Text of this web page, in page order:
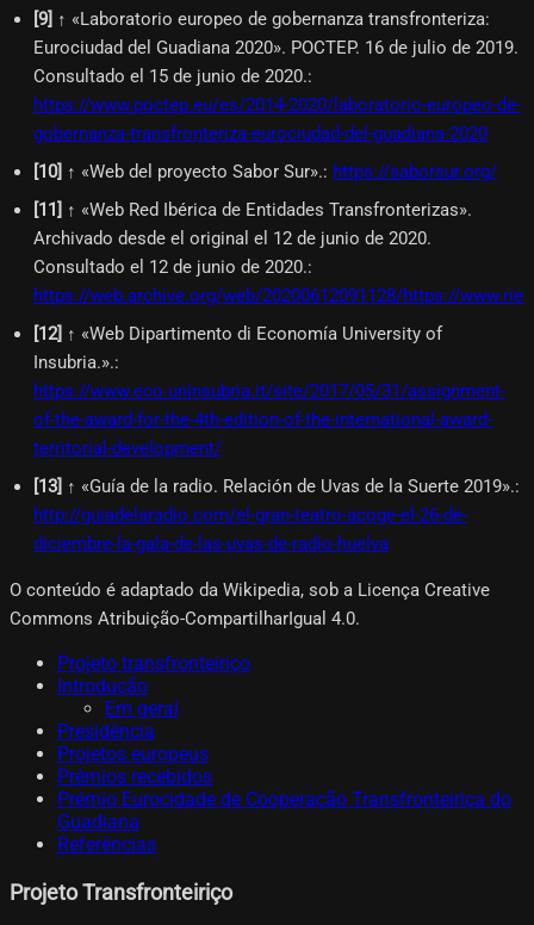
[9] ↑ «Laboratorio europeo de gobernanza transfronteriza:
Eurociudad del Guadiana 2020». POCTEP. 16 de julio de 2019.
Consultado el 15 de junio de 2020.:
https://www.poctep.eu/es/2014-2020/laboratorio-europeo-de-
gobernanza-transfronteriza-eurociudad-del-guadiana-2020
[10] ↑ «Web del proyecto Sabor Sur».: https://saborsur.org/
[11] ↑ «Web Red Ibérica de Entidades Transfronterizas».
Archivado desde el original el 12 de junio de 2020.
Consultado el 12 de junio de 2020.:
https://web.archive.org/web/20200612091128/https://
[12] ↑ «Web Dipartimento di Economía University of
Insubria.».:
https://www.eco.uninsubria.it/site/2017/05/31/assignment-
of-the-award-for-the-4th-edition-of-the-international-award-
territorial-development/
[13] ↑ «Guía de la radio. Relación de Uvas de la Suerte 2019».:
http://guiadelaradio.com/el-gran-teatro-acoge-el-26-de-
diciembre-la-gala-de-las-uvas-de-radio-huelva
O conteúdo é adaptado da Wikipedia, sob a Licença Creative
Commons Atribuição-CompartilharIgual 4.0.
Projeto transfronteiriço
Introdução
Em geral
Presidência
Projetos europeus
Prêmios recebidos
Prémio Eurocidade de Cooperação Transfronteiriça do
Guadiana
Referências
Projeto Transfronteiriço